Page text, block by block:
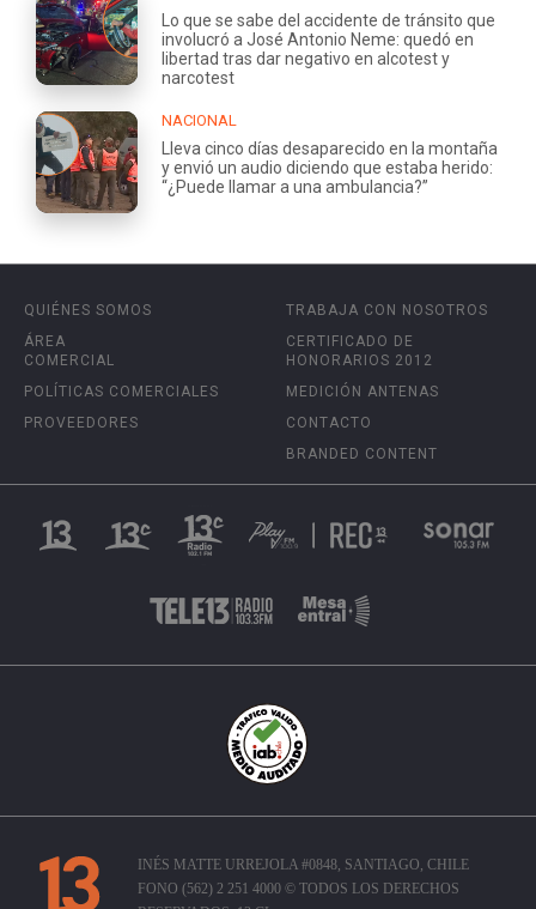
Lo que se sabe del accidente de tránsito que
involucró a José Antonio Neme: quedó en
libertad tras dar negativo en alcotest y
narcotest
NACIONAL
Lleva cinco días desaparecido en la montaña
y envió un audio diciendo que estaba herido:
“¿Puede llamar a una ambulancia?”
QUIÉNES SOMOS
ÁREA
COMERCIAL
POLÍTICAS COMERCIALES
PROVEEDORES
TRABAJA CON NOSOTROS
CERTIFICADO DE
HONORARIOS 2012
MEDICIÓN ANTENAS
CONTACTO
BRANDED CONTENT
INÉS MATTE URREJOLA #0848, SANTIAGO, CHILE
FONO (562) 2 251 4000 © TODOS LOS DERECHOS